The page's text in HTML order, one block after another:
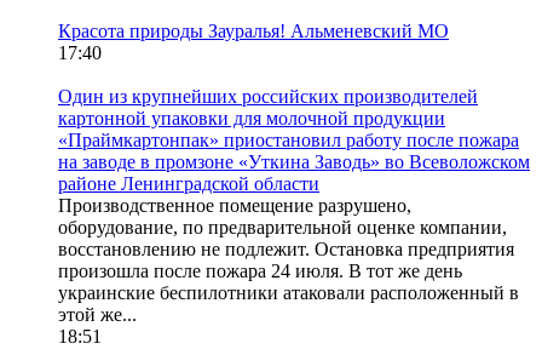
Красота природы Зауралья! Альменевский МО
17:40
Один из крупнейших российских производителей
картонной упаковки для молочной продукции
«Праймкартонпак» приостановил работу после пожара
на заводе в промзоне «Уткина Заводь» во Всеволожском
районе Ленинградской области
Производственное помещение разрушено,
оборудование, по предварительной оценке компании,
восстановлению не подлежит. Остановка предприятия
произошла после пожара 24 июля. В тот же день
украинские беспилотники атаковали расположенный в
этой же...
18:51